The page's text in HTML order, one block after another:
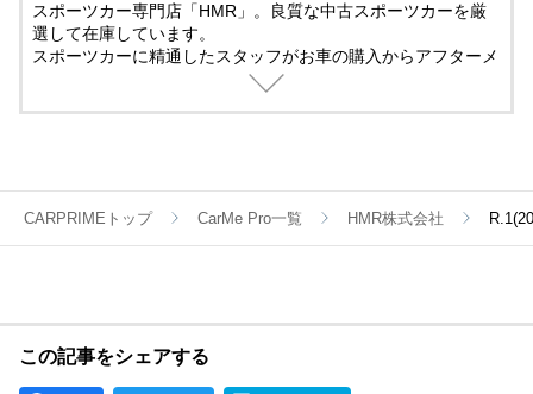
スポーツカー専門店「HMR」。良質な中古スポーツカーを厳
選して在庫しています。
スポーツカーに精通したスタッフがお車の購入からアフターメ
ンテナンス＆チューニングまでサポート。
CARPRIMEトップ CarMe Pro一覧 HMR株式会社
この記事をシェアする